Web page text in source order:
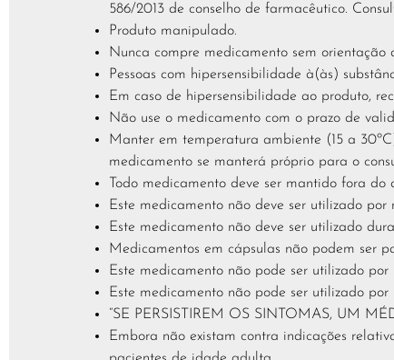
586/2013 de conselho de farmacêutico.
Produto manipulado.
Nunca compre medicamento sem orientação
Pessoas com hipersensibilidade à(às)
Em caso de hipersensibilidade ao produto,
Não use o medicamento com o prazo de
Manter em temperatura ambiente (15 a
medicamento se manterá próprio para o
Todo medicamento deve ser mantido fora do
Este medicamento não deve ser utilizado
Este medicamento não deve ser utilizado
Medicamentos em cápsulas não podem ser
Este medicamento não pode ser utilizado
Este medicamento não pode ser utilizado
“SE PERSISTIREM OS SINTOMAS, UM
Embora não existam contra indicações